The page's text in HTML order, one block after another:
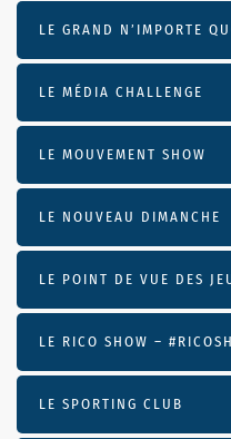
LE GRAND N’IMPORTE
LE MÉDIA CHALLENGE
LE MOUVEMENT SHOW
LE NOUVEAU DIMANCHE
LE POINT DE VUE DES
LE RICO SHOW –
LE SPORTING CLUB